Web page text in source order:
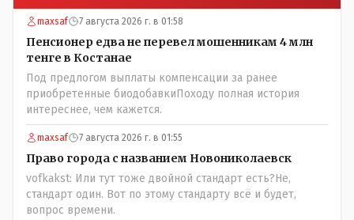
maxsaf 7 августа 2026 г. в 01:58
Пенсионер едва не перевел мошенникам 4 млн
тенге в Костанае
Под предлогом выплаты компенсации за ранее
приобретенные биодобавкиПоходу полная история
интереснее, чем кажется.
maxsaf 7 августа 2026 г. в 01:55
Право города с названием Новониколаевск
vofkakst: Или тут тоже двойной стандарт есть?Не,
стандарт один. Вот по этому стандарту всё и будет,
вопрос времени.